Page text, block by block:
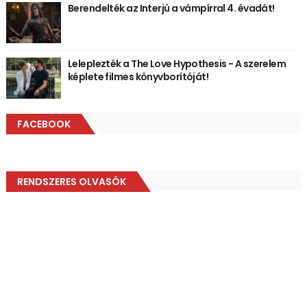
Berendelték az Interjú a vámpírral 4. évadát!
Leleplezték a The Love Hypothesis - A szerelem
képlete filmes könyvborítóját!
FACEBOOK
RENDSZERES OLVASÓK